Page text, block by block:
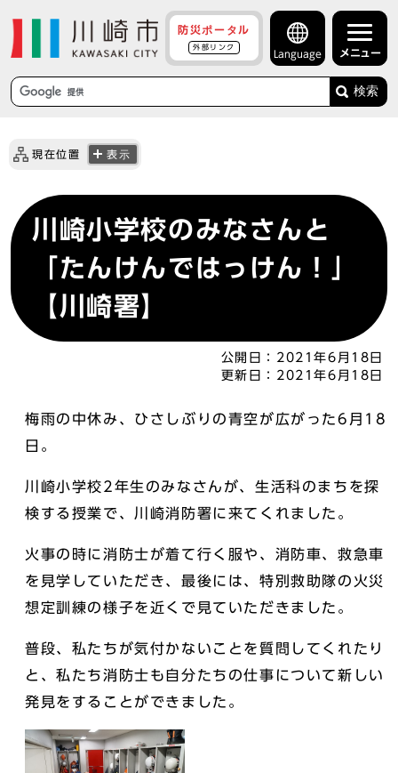
防災ポータル
外部リンク
Language メニュー
検索
現在位置 表示
川崎小学校のみなさんと
「たんけんではっけん！」
【川崎署】
公開日： 2021年6月18日
更新日： 2021年6月18日
梅雨の中休み、ひさしぶりの青空が広がった6月18
日。
川崎小学校2年生のみなさんが、生活科のまちを探
検する授業で、川崎消防署に来てくれました。
火事の時に消防士が着て行く服や、消防車、救急車
を見学していただき、最後には、特別救助隊の火災
想定訓練の様子を近くで見ていただきました。
普段、私たちが気付かないことを質問してくれたり
と、私たち消防士も自分たちの仕事について新しい
発見をすることができました。